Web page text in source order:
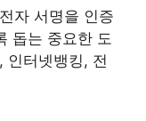
자 서명을 인증
돕는 중요한 도
인터넷뱅킹, 전